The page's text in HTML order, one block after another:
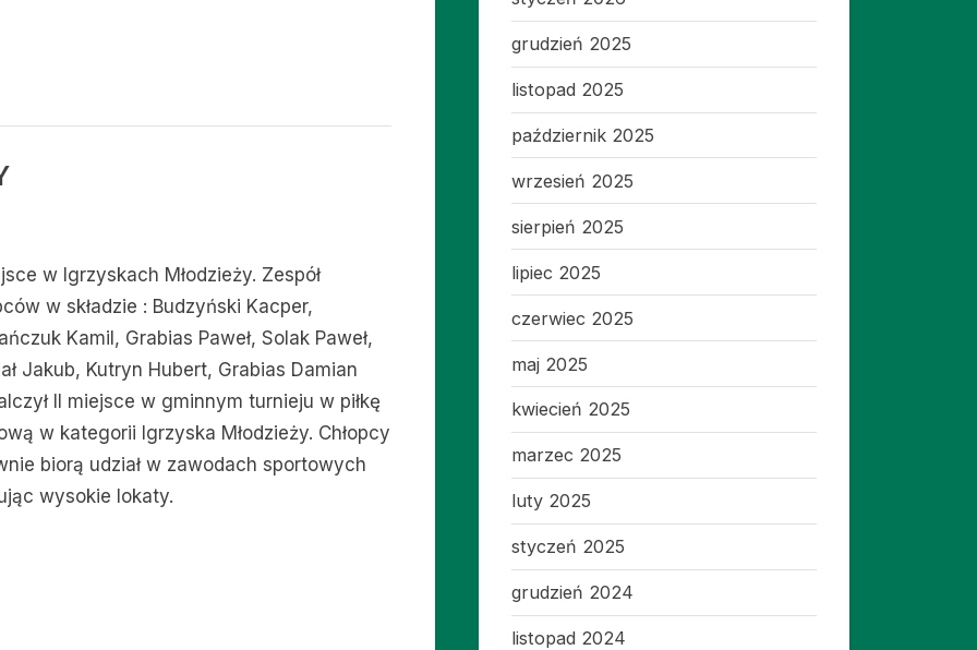
w Igrzyskach Młodzieży. Zespół
w składzie : Budzyński Kacper,
Kamil, Grabias Paweł, Solak Paweł,
Jakub, Kutryn Hubert, Grabias Damian
II miejsce w gminnym turnieju w piłkę
w kategorii Igrzyska Młodzieży. Chłopcy
biorą udział w zawodach sportowych
wysokie lokaty.
grudzień 2025
listopad 2025
październik 2025
wrzesień 2025
sierpień 2025
lipiec 2025
czerwiec 2025
maj 2025
kwiecień 2025
marzec 2025
luty 2025
styczeń 2025
grudzień 2024
listopad 2024